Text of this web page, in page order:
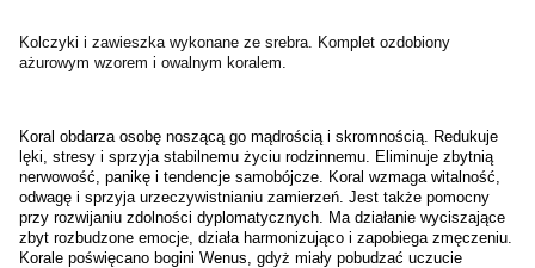
Kolczyki i zawieszka wykonane ze srebra. Komplet ozdobiony
ażurowym wzorem i owalnym koralem.
Koral obdarza osobę noszącą go mądrością i skromnością. Redukuje
lęki, stresy i sprzyja stabilnemu życiu rodzinnemu. Eliminuje zbytnią
nerwowość, panikę i tendencje samobójcze. Koral wzmaga witalność,
odwagę i sprzyja urzeczywistnianiu zamierzeń. Jest także pomocny
przy rozwijaniu zdolności dyplomatycznych. Ma działanie wyciszające
zbyt rozbudzone emocje, działa harmonizująco i zapobiega zmęczeniu.
Korale poświęcano bogini Wenus, gdyż miały pobudzać uczucie